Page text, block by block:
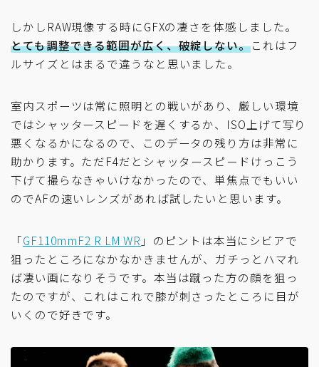
しかしRAW現像する時にGFXの凄さを体感しました。
とても調整できる範囲が広く、破綻しない。これはフ
ルサイズとはまるで違うなと思いました。
室内スポーツは常に照明との戦いがあり、厳しい環境
ではシャッタースピードを遅くするか、ISO上げて写り
悪くなるかになるので、このデータの残り方は非常に
助かります。ただF4だとシャッタースピードけっこう
下げて撮らなきゃいけなかったので、単焦点でもいい
のでAFの速いレンズがあれば試したいと思います。
「GF110mmF2 R LM WR 」のピントは本当にシビアで
狙ったところになかなかきませんが、ガチっとハマれ
ば凄い画になりそうです。本当は蹴った方の顔を狙っ
たのですが、これはこれで膝が刺さったところに目が
いくので好きです。